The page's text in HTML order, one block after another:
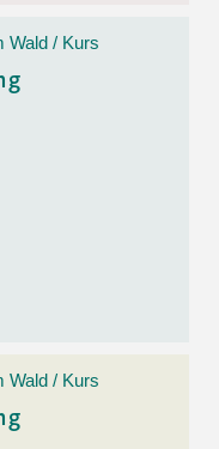
Wald / Kurs
Wald / Kurs